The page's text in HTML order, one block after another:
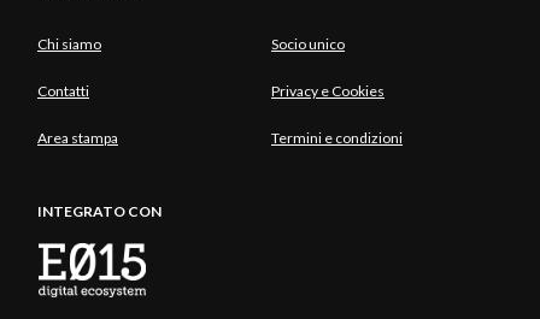
Chi siamo Socio unico
Contatti Privacy e Cookies
Area stampa Termini e condizioni
INTEGRATO CON